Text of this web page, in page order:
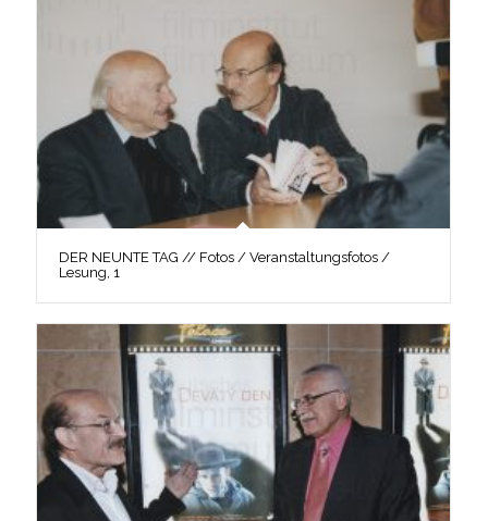
DER NEUNTE TAG // Fotos / Veranstaltungsfotos /
Lesung, 1